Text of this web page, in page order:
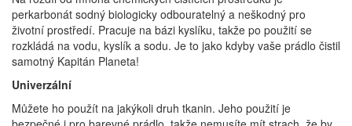
perkarbonát sodný biologicky odbouratelný a neškodný pro
životní prostředí. Pracuje na bázi kyslíku, takže po použití se
rozkládá na vodu, kyslík a sodu. Je to jako kdyby vaše prádlo čistil
samotný Kapitán Planeta!
Univerzální
Můžete ho použít na jakýkoli druh tkanin. Jeho použití je